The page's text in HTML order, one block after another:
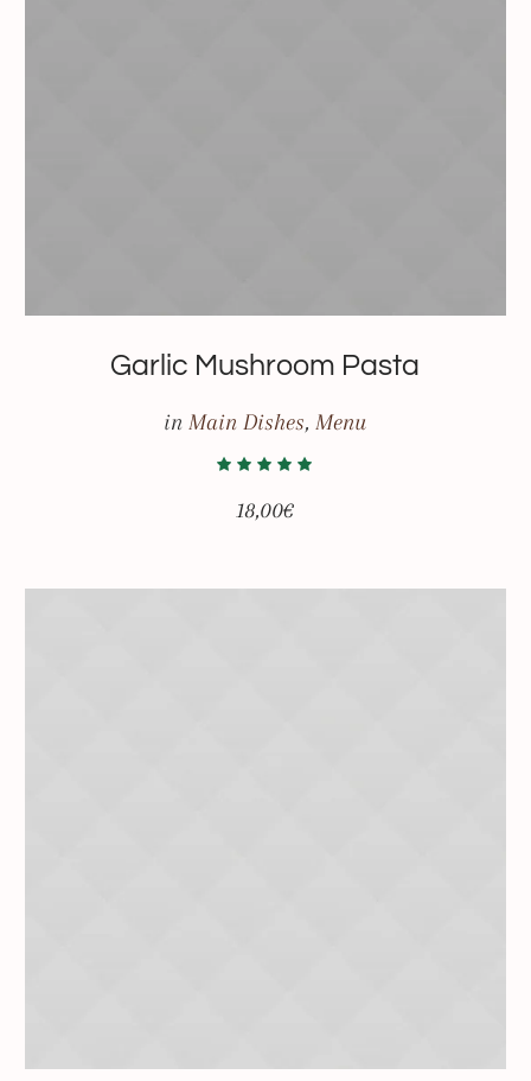
Garlic Mushroom Pasta
inMain Dishes,Menu
18,00€